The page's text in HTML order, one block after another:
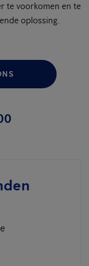
te voorkomen en te
oplossing.